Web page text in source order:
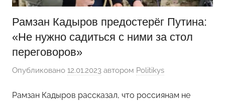
Рамзан Кадыров предостерёг Путина:
«Не нужно садиться с ними за стол
переговоров»
Опубликовано 12.01.2023 автором Politikys
Рамзан Кадыров рассказал, что россиянам не